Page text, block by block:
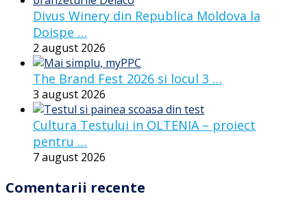
Divus Winery din Republica Moldova la
Doispe …
2 august 2026
The Brand Fest 2026 si locul 3 …
3 august 2026
Cultura Testului in OLTENIA – proiect
pentru …
7 august 2026
Comentarii recente